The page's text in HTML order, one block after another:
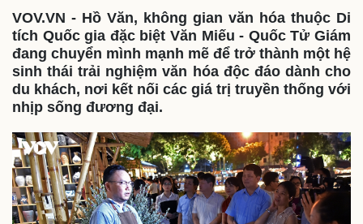
VOV.VN - Hồ Văn, không gian văn hóa thuộc Di
tích Quốc gia đặc biệt Văn Miếu - Quốc Tử Giám
đang chuyển mình mạnh mẽ để trở thành một hệ
sinh thái trải nghiệm văn hóa độc đáo dành cho
du khách, nơi kết nối các giá trị truyền thống với
nhịp sống đương đại.